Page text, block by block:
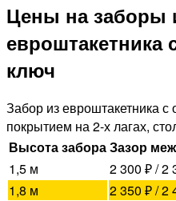
Цены на заборы
евроштакетника
ключ
Забор из евроштакетника
покрытием на 2-х лагах,
Высота забораЗазор
1,5 м
2 300 ₽ / 2
1,8 м
2 350 ₽ / 2